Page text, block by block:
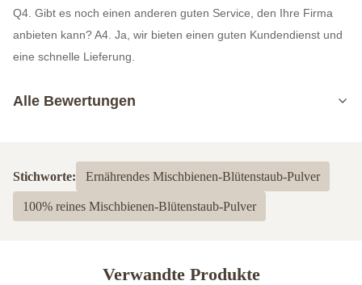
Q4. Gibt es noch einen anderen guten Service, den Ihre Firma
anbieten kann? A4. Ja, wir bieten einen guten Kundendienst und
eine schnelle Lieferung.
Alle Bewertungen
Basierend auf 50 jüngsten Bewertungen
5
100%
Stichworte: Ernährendes Mischbienen-Blütenstaub-Pulver
100% reines Mischbienen-Blütenstaub-Pulver
Verwandte Produkte